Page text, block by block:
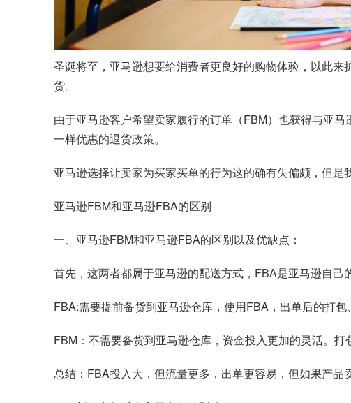
圣诞将至，亚马逊想要给消费者更良好的购物体验，以此
货。
由于亚马逊客户希望卖家履行的订单（FBM）也获得与亚
一样优惠的退货政策。
亚马逊选择让卖家为买家买单的行为这的确有失偏颇，但是
亚马逊FBM和亚马逊FBA的区别
一、亚马逊FBM和亚马逊FBA的区别以及优缺点：
首先，这两者都属于亚马逊的配送方式，FBA是亚马逊自己
FBA:需要提前备货到亚马逊仓库，使用FBA，出单后的打包
FBM：不需要备货到亚马逊仓库，资金投入更加的灵活。
总结：FBA投入大，但流量更多，出单更容易，但如果产品